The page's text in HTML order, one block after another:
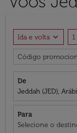
Ida e volta expand_more
Código
De
Jeddah (JED),
Para
Selecione o